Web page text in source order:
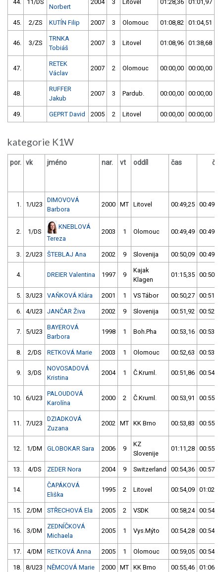
44. 11/DS
Norbert
2004 3 Litovel 01:28,36 01:01,97
45. 2/ZS KUTÍN Filip 2007 3 Olomouc 01:08,82 01:04,51
46. 3/ZS
TRNKA
Tobiáš
2007 3 Litovel 01:08,96 01:38,68
47.
RETEK
Václav
2007 2 Olomouc 00:00,00 00:00,00
48.
RUFFER
Jakub
2007 3 Pardub. 00:00,00 00:00,00
49. GEPRT David 2005 2 Litovel 00:00,00 00:00,00
kategorie K1W
por. vk jméno nar. vt oddíl čas
1. 1/U23
DIMOVOVÁ
Barbora
2000 MT Litovel 00:49,25
2. 1/DS
KNEBLOVÁ
Tereza
2003 1 Olomouc 00:49,49
3. 2/U23 ŠTEBLAJ Ana 2002 9 Slovenija 00:50,09
4. DREIER Valentina 1997 9
Kajak
Klagen
01:15,35
5. 3/U23 VAŇKOVÁ Klára 2001 1 VS Tábor 00:50,27
6. 4/U23 JANČAR Živa 2002 9 Slovenija 00:51,92
7. 5/U23
BAYEROVÁ
Barbora
1998 1 Boh.Pha 00:53,16
8. 2/DS RETKOVÁ Marie 2003 1 Olomouc 00:52,63
9. 3/DS
NOVOSADOVÁ
Kristina
2004 1 Č.Kruml. 00:51,86
10. 6/U23
PALOUDOVÁ
Karolína
2000 2 Č.Kruml. 00:53,91
11. 7/U23
DZIADKOVÁ
Zuzana
2002 MT KK Brno 00:53,83
12. 1/DM GLOBOKAR Sara 2006 9
KZ
Slovenije
01:11,28
13. 4/DS ZEDER Nora 2004 9 Switzerland 00:54,36
14.
ČAPÁKOVÁ
Eliška
1995 2 Litovel 00:54,09
15. 2/DM STŘECHOVÁ Ela 2005 2 VSDK 00:58,24
16. 3/DM
ZEDNÍČKOVÁ
Michaela
2005 1 Vys.Mýto 00:54,28
17. 4/DM RETKOVÁ Anna 2005 1 Olomouc 00:59,05
18. 8/U23 NĚMCOVÁ Marie 2000 MT KK Brno 00:55,46